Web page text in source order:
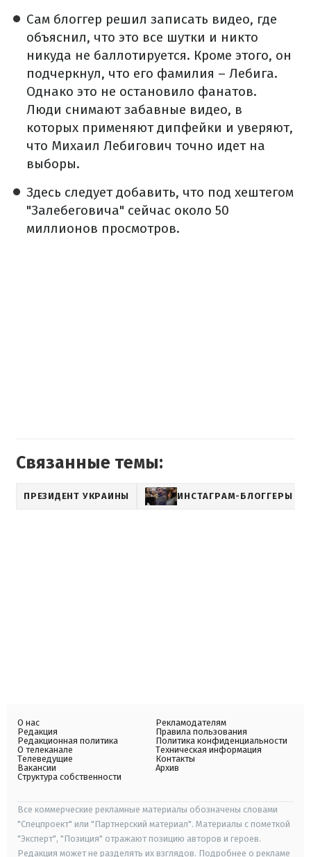
Сам блоггер решил записать видео, где
объяснил, что это все шутки и никто
никуда не баллотируется. Кроме этого, он
подчеркнул, что его фамилия – Лебига.
Однако это не остановило фанатов.
Люди снимают забавные видео, в
которых применяют дипфейки и уверяют,
что Михаил Лебигович точно идет на
выборы.
Здесь следует добавить, что под хештегом
"Залебеговича" сейчас около 50
миллионов просмотров.
Связанные темы:
ПРЕЗИДЕНТ УКРАИНЫ ИНСТАГРАМ-БЛОГГЕРЫ
О нас
Редакция
Редакционная политика
О телеканале
Телеведущие
Вакансии
Структура собственности
Рекламодателям
Правила пользования
Политика конфиденциальности
Техническая информация
Контакты
Архив
Все коммерческие рекламные материалы обозначены словами
"Спецпроект" или "Партнерский материал". Материалы с пометкой
"Эксперт", "Позиция" отражают позицию авторов и героев.
Редакция может не разделять их взглядов. Подробнее о рекламе